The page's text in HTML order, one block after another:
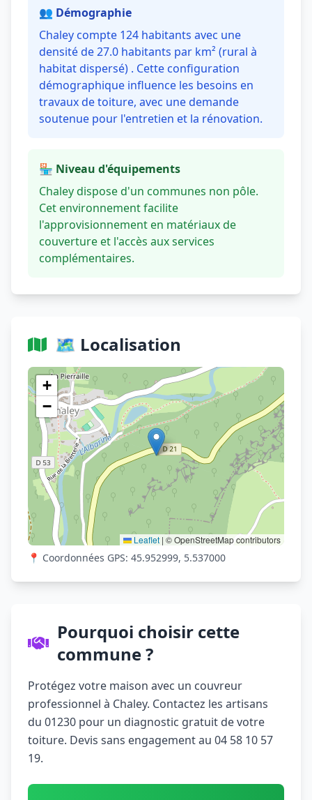
👥 Démographie
Chaley compte 124 habitants avec une
densité de 27.0 habitants par km² (rural à
habitat dispersé) . Cette configuration
démographique influence les besoins en
travaux de toiture, avec une demande
soutenue pour l'entretien et la rénovation.
🏪 Niveau d'équipements
Chaley dispose d'un communes non pôle.
Cet environnement facilite
l'approvisionnement en matériaux de
couverture et l'accès aux services
complémentaires.
🗺️ Localisation
+
−
Leaflet | © OpenStreetMap contributors
Voir sur OpenStreetMap
📍 Coordonnées GPS: 45.952999, 5.537000
Pourquoi choisir cette
commune ?
Protégez votre maison avec un couvreur
professionnel à Chaley. Contactez les artisans
du 01230 pour un diagnostic gratuit de votre
toiture. Devis sans engagement au 04 58 10 57
19.